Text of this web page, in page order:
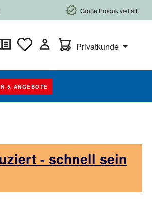
Große Produktvielfalt
Warenkorb enthält 0
Privatkunde
& ANGEBOTE
- schnell sein